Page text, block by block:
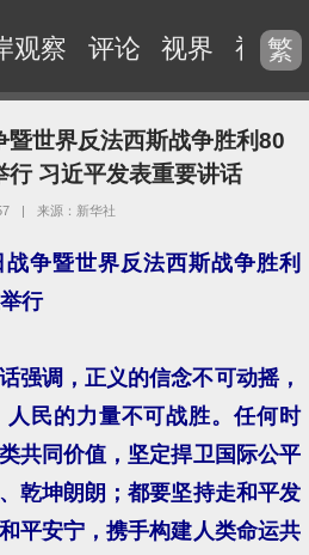
观察 评论 视界 视频
繁
暨世界反法西斯战争胜利80
行 习近平发表重要讲话
| 来源：新华社
争暨世界反法西斯战争胜利
行
强调，正义的信念不可动摇，
民的力量不可战胜。任何时
共同价值，坚定捍卫国际公平
乾坤朗朗；都要坚持走和平发
平安宁，携手构建人类命运共